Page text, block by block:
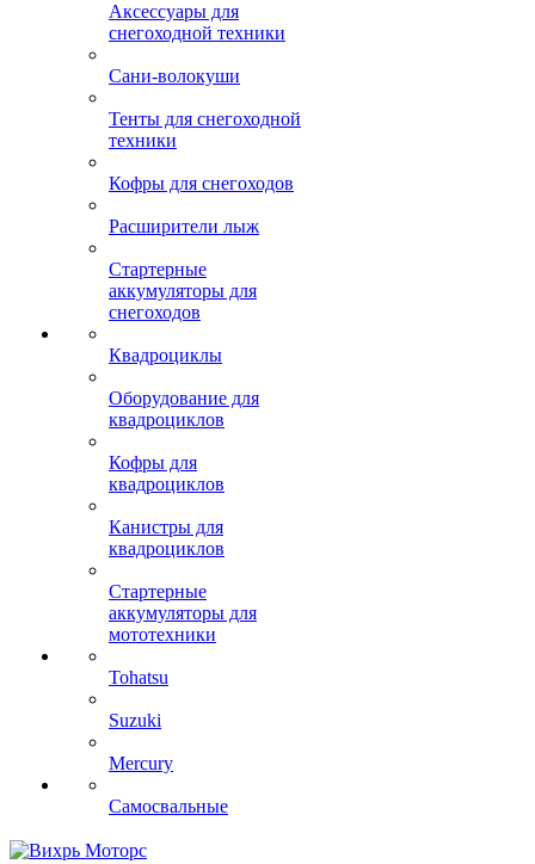
Аксессуары для
снегоходной техники
Сани-волокуши
Тенты для снегоходной
техники
Кофры для снегоходов
Расширители лыж
Стартерные
аккумуляторы для
снегоходов
Квадроциклы
Оборудование для
квадроциклов
Кофры для
квадроциклов
Канистры для
квадроциклов
Стартерные
аккумуляторы для
мототехники
Tohatsu
Suzuki
Mercury
Самосвальные